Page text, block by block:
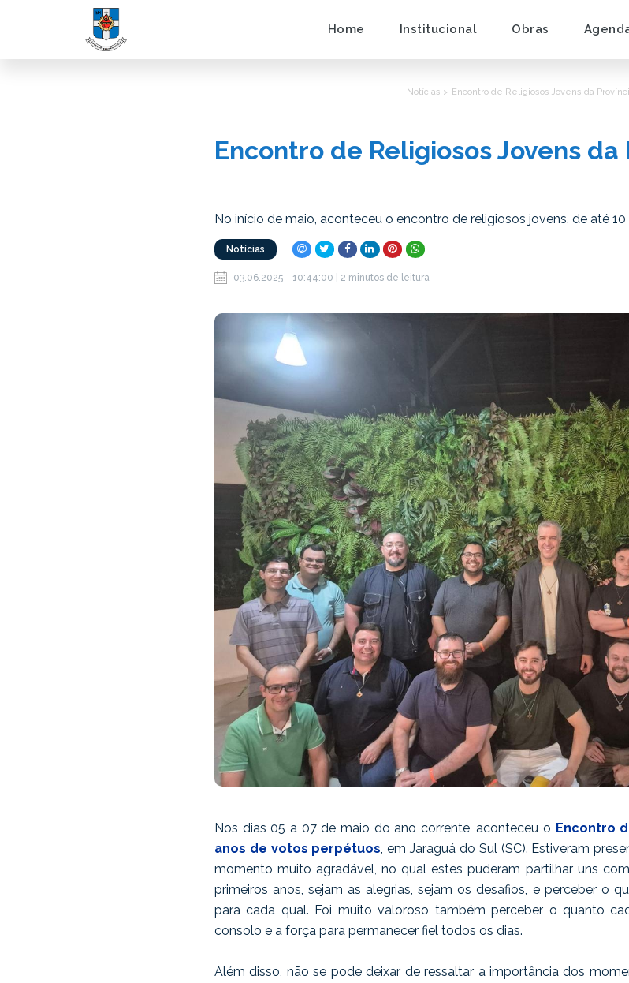
Home Institucional Obras
Notícias > Encontro de Religiosos Jovens da
Encontro de Religiosos Jovens da
No início de maio, aconteceu o encontro de religiosos jovens, de até
Notícias
03.06.2025 - 10:44:00 | 2 minutos de leitura
Nos dias 05 a 07 de maio do ano corrente, aconteceu o Encontro
anos de votos perpétuos , em Jaraguá do Sul (SC). Estiveram
momento muito agradável, no qual estes puderam partilhar uns
primeiros anos, sejam as alegrias, sejam os desafios, e perceber o
para cada qual. Foi muito valoroso também perceber o quanto
consolo e a força para permanecer fiel todos os dias.
Além disso, não se pode deixar de ressaltar a importância dos